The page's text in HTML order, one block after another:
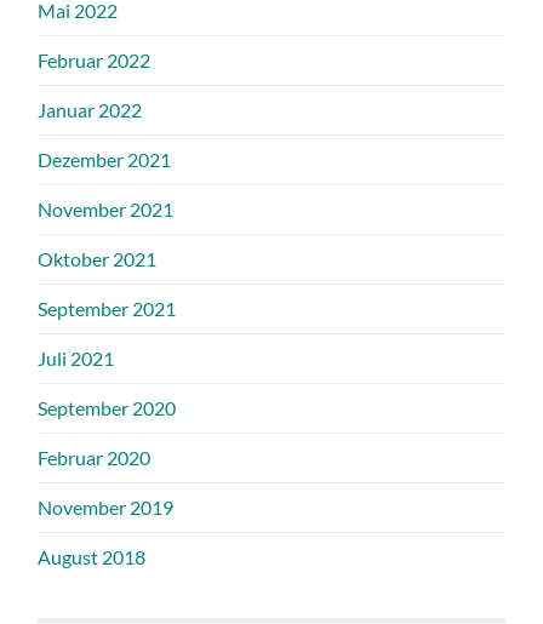
Mai 2022
Februar 2022
Januar 2022
Dezember 2021
November 2021
Oktober 2021
September 2021
Juli 2021
September 2020
Februar 2020
November 2019
August 2018